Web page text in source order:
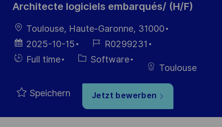
Architecte logiciels embarqués/ (H/F)
Ort
Toulouse, Haute-Garonne, 31000
Datum der
Veröffentlichung
2025-10-15
Job-
ID
R0299231
Einstellunngstyp
Full time Kategorie
Software
Toulouse
Speichern Jetzt bewerben